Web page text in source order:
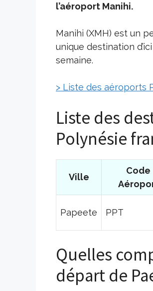
l’aéroport Manihi.
Manihi (XMH) est un
unique destination
semaine.
> Liste des aéroports
Liste des
Polynésie
Ville
Code
Papeete PPT
Quelles
départ de